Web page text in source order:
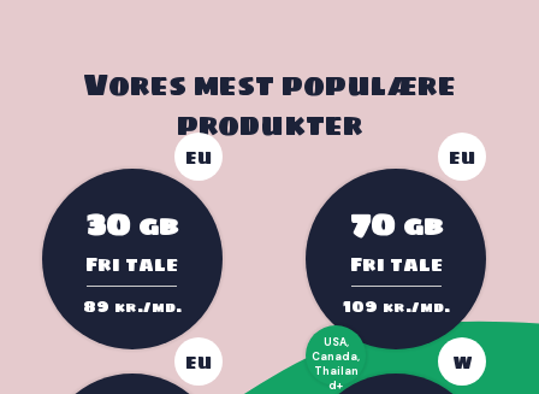
Vores mest populære
produkter
EU
30 GB
Fri tale
89 kr./md.
EU
70 GB
Fri tale
109 kr./md.
EU
USA,
Canada,
Thailan
d+
W